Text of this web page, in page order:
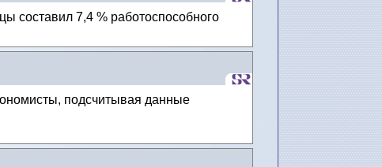
составил 7,4 % работоспособного
подсчитывая данные